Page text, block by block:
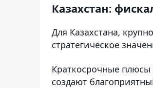
Казахстан:
Для Казахстана,
стратегическое
Краткосрочные
создают